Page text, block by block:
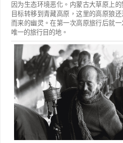
因为生态环境恶化。 内蒙古大草原上
目标转移到青藏高原，这里的高原狼
而来的幽灵。在第一次高原旅行后就
唯一的旅行目的地。